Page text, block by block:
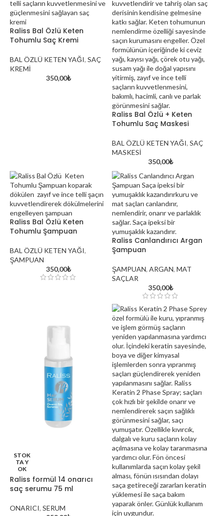
Raliss Bal Özlü Keten
Tohumlu Saç Kremi
BAL ÖZLÜ KETEN YAĞI, SAÇ
KREMİ
350,00₺
Raliss Bal Özlü + Keten
Tohumlu Saç Maskesi
BAL ÖZLÜ KETEN YAĞI, SAÇ
MASKESİ
350,00₺
Raliss Bal Özlü Keten
Tohumlu Şampuan
BAL ÖZLÜ KETEN YAĞI,
ŞAMPUAN
350,00₺
Raliss Canlandırıcı Argan
Şampuan
ŞAMPUAN, ARGAN, MAT
SAÇLAR
350,00₺
STOK
TA Y
OK
Raliss formül 14 onarıcı
saç serumu 75 ml
ONARICI, SERUM